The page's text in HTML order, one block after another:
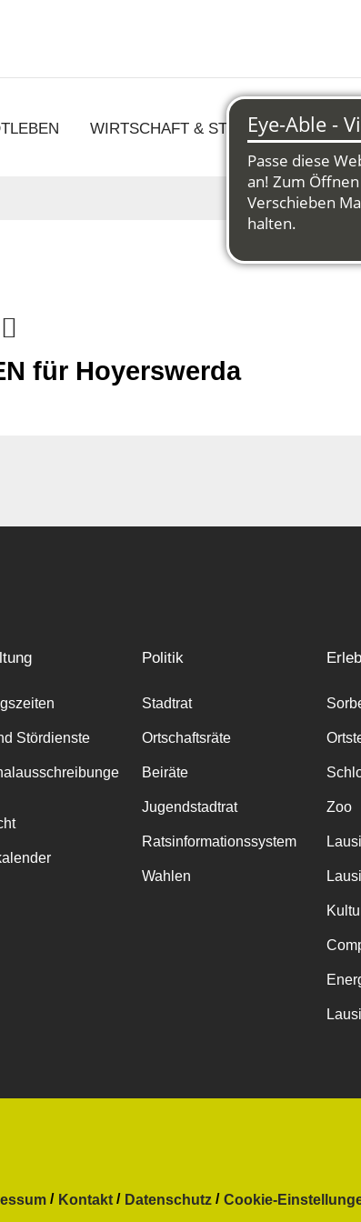
WIRTSCHAFT & STRUKTURWANDEL
für Hoyerswerda
Stördienste
Politik
Stadtrat
Ortschaftsräte
Beiräte
Jugendstadtrat
Ratsinformationssystem
Wahlen
Zoo
Kontakt Datenschutz Cookie-